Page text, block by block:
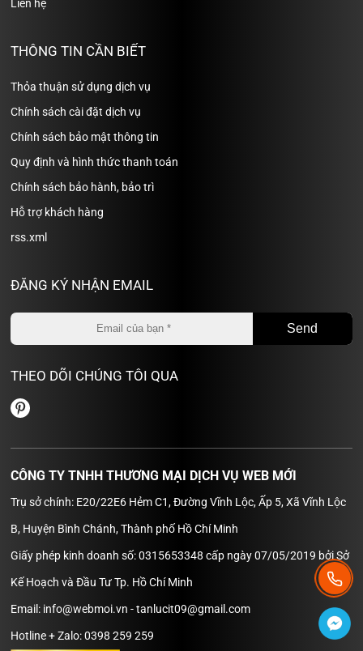
Liên hệ
THÔNG TIN CẦN BIẾT
Thỏa thuận sử dụng dịch vụ
Chính sách cài đặt dịch vụ
Chính sách bảo mật thông tin
Quy định và hình thức thanh toán
Chính sách bảo hành, bảo trì
Hỗ trợ khách hàng
rss.xml
ĐĂNG KÝ NHẬN EMAIL
THEO DÕI CHÚNG TÔI QUA
CÔNG TY TNHH THƯƠNG MẠI DỊCH VỤ WEB MỚI
Trụ sở chính: E20/22E6 Hẻm C1, Đường Vĩnh Lộc, Ấp 5, Xã Vĩnh Lộc
B, Huyện Bình Chánh, Thành phố Hồ Chí Minh
Giấy phép kinh doanh số: 0315653348 cấp ngày 07/05/2019 bởi Sở
Kế Hoạch và Đầu Tư Tp. Hồ Chí Minh
Email: info@webmoi.vn - tanlucit09@gmail.com
Hotline + Zalo: 0398 259 259